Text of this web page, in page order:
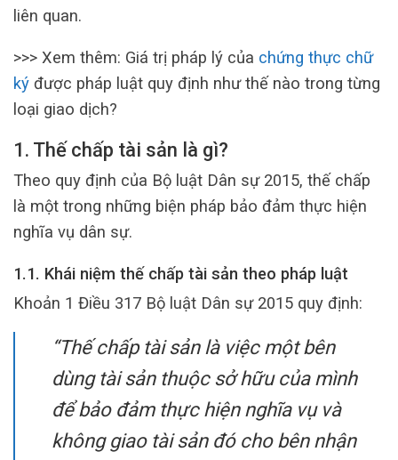
liên quan.
>>> Xem thêm: Giá trị pháp lý của chứng thực chữ
ký được pháp luật quy định như thế nào trong từng
loại giao dịch?
1. Thế chấp tài sản là gì?
Theo quy định của Bộ luật Dân sự 2015, thế chấp
là một trong những biện pháp bảo đảm thực hiện
nghĩa vụ dân sự.
1.1. Khái niệm thế chấp tài sản theo pháp luật
Khoản 1 Điều 317 Bộ luật Dân sự 2015 quy định:
“Thế chấp tài sản là việc một bên
dùng tài sản thuộc sở hữu của mình
để bảo đảm thực hiện nghĩa vụ và
không giao tài sản đó cho bên nhận